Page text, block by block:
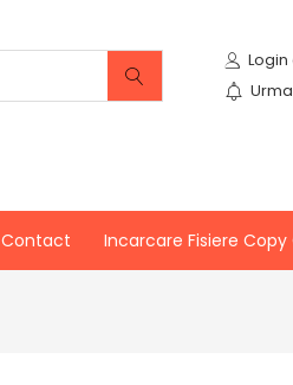
Contact Incarcare Fisiere